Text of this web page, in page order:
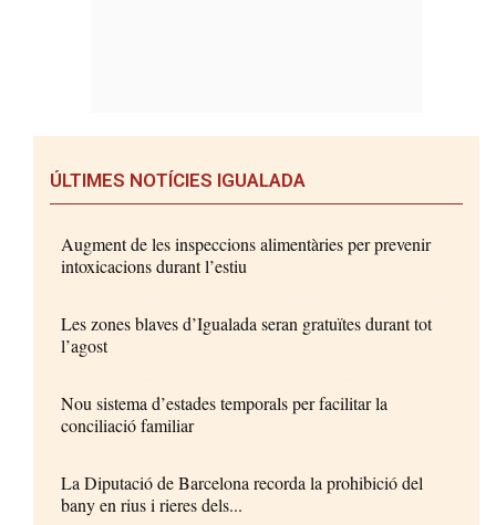
ÚLTIMES NOTÍCIES IGUALADA
Augment de les inspeccions alimentàries per prevenir
intoxicacions durant l’estiu
Les zones blaves d’Igualada seran gratuïtes durant tot
l’agost
Nou sistema d’estades temporals per facilitar la
conciliació familiar
La Diputació de Barcelona recorda la prohibició del
bany en rius i rieres dels...